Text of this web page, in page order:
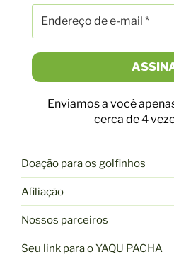
Enviamos a você
cerca de 4
Doação para os golfinhos
Afiliação
Nossos parceiros
Seu link para o YAQU PACHA